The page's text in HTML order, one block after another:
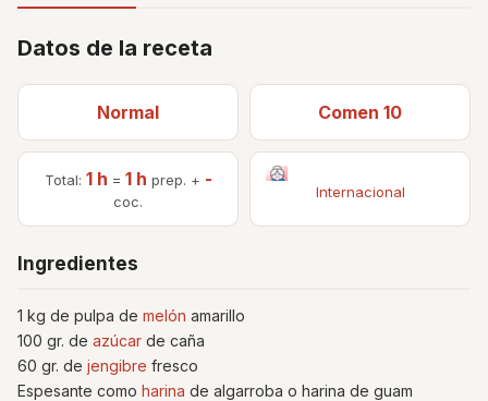
Datos de la receta
Normal Comen 10
Total: 1 h = 1 h prep. + -
coc.
Internacional
Ingredientes
1 kg de pulpa de melón amarillo
100 gr. de azúcar de caña
60 gr. de jengibre fresco
Espesante como harina de algarroba o harina de guam